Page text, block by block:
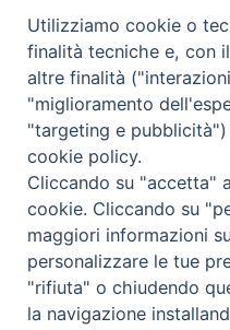
Ufficio Comunicazioni
Piazza Giovene 4 –
SEGUICI SU
Facebook
Instagram
X YouTube
Feed
Privacy Policy -
Utilizziamo cookie o
finalità tecniche e, con
altre finalità
"miglioramento
"targeting e
cookie policy.
Cliccando su "accetta"
cookie. Cliccando su
maggiori informazioni
personalizzare le tue
"rifiuta" o chiudendo
la navigazione